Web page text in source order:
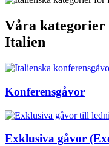
Våra kategorier
Italien
Konferensgåvor
Exklusiva gåvor